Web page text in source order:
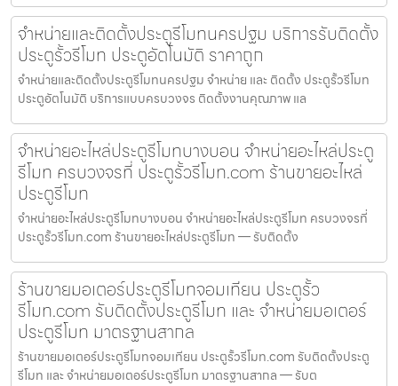
จำหน่ายและติดตั้งประตูรีโมทนครปฐม บริการรับติดตั้ง
ประตูรั้วรีโมท ประตูอัตโนมัติ ราคาถูก
จำหน่ายและติดตั้งประตูรีโมทนครปฐม จำหน่าย และ ติดตั้ง ประตูรั้วรีโมท
ประตูอัตโนมัติ บริการแบบครบวงจร ติดตั้งงานคุณภาพ แล
จำหน่ายอะไหล่ประตูรีโมทบางบอน จำหน่ายอะไหล่ประตู
รีโมท ครบวงจรที่ ประตูรั้วรีโมท.com ร้านขายอะไหล่
ประตูรีโมท
จำหน่ายอะไหล่ประตูรีโมทบางบอน จำหน่ายอะไหล่ประตูรีโมท ครบวงจรที่
ประตูรั้วรีโมท.com ร้านขายอะไหล่ประตูรีโมท — รับติดตั้ง
ร้านขายมอเตอร์ประตูรีโมทจอมเทียน ประตูรั้ว
รีโมท.com รับติดตั้งประตูรีโมท และ จำหน่ายมอเตอร์
ประตูรีโมท มาตรฐานสากล
ร้านขายมอเตอร์ประตูรีโมทจอมเทียน ประตูรั้วรีโมท.com รับติดตั้งประตู
รีโมท และ จำหน่ายมอเตอร์ประตูรีโมท มาตรฐานสากล — รับต